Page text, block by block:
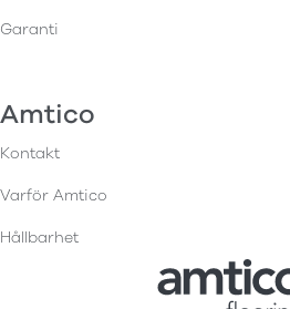
Garanti
Amtico
Kontakt
Varför Amtico
Hållbarhet